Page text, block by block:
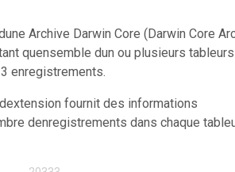
Archive Darwin Core (Darwin Core
quensemble dun ou plusieurs
enregistrements.
fournit des informations
denregistrements dans chaque